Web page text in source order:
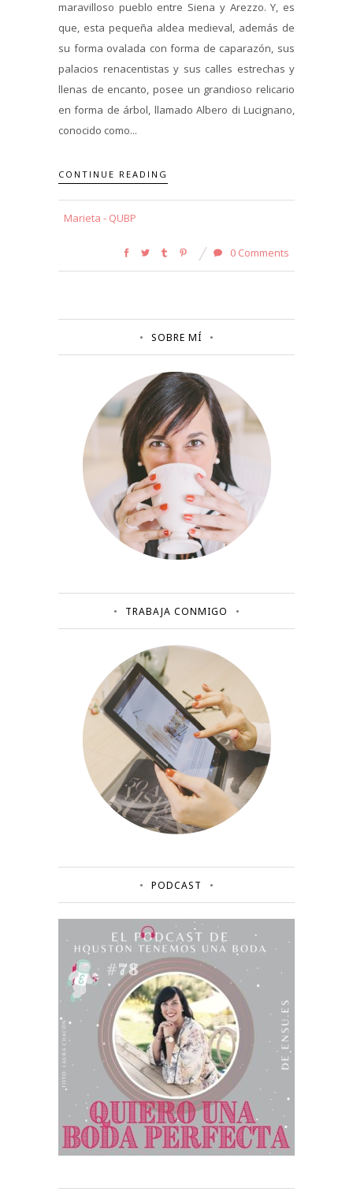
maravilloso pueblo entre Siena y Arezzo. Y, es
que, esta pequeña aldea medieval, además de
su forma ovalada con forma de caparazón, sus
palacios renacentistas y sus calles estrechas y
llenas de encanto, posee un grandioso relicario
en forma de árbol, llamado Albero di Lucignano,
conocido como...
CONTINUE READING
Marieta - QUBP
0 Comments
SOBRE MÍ
TRABAJA CONMIGO
PODCAST